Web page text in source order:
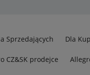
Sprzedających Dla
CZ&SK prodejce